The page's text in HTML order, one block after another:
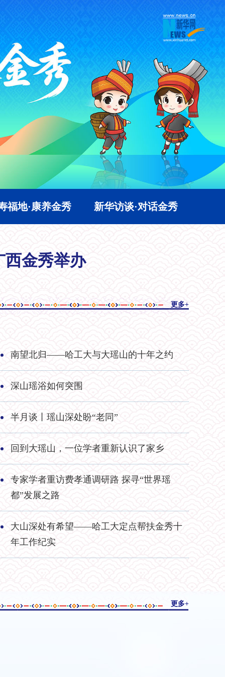
福地·康养金秀 新华访谈·对话金秀
西金秀举办
更多+
南望北归——哈工大与大瑶山的十年之约
深山瑶浴如何突围
半月谈丨瑶山深处盼“老同”
回到大瑶山，一位学者重新认识了家乡
专家学者重访费孝通调研路 探寻“世界瑶
都”发展之路
大山深处有希望——哈工大定点帮扶金秀十
年工作纪实
更多+